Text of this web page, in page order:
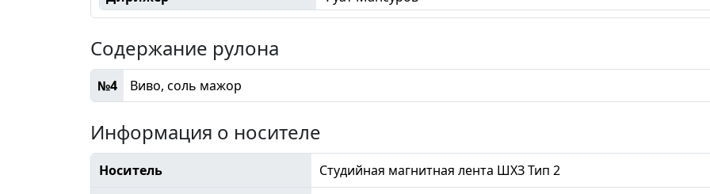
Содержание рулона
№4 Виво, соль мажор
Информация о носителе
Носитель
Студийная магнитная лента ШХЗ Тип 2